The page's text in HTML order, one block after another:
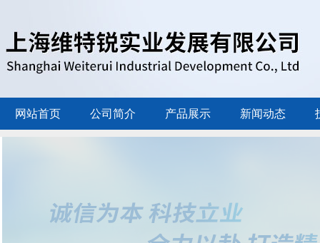
网站首页 公司简介 产品展示 新闻动态